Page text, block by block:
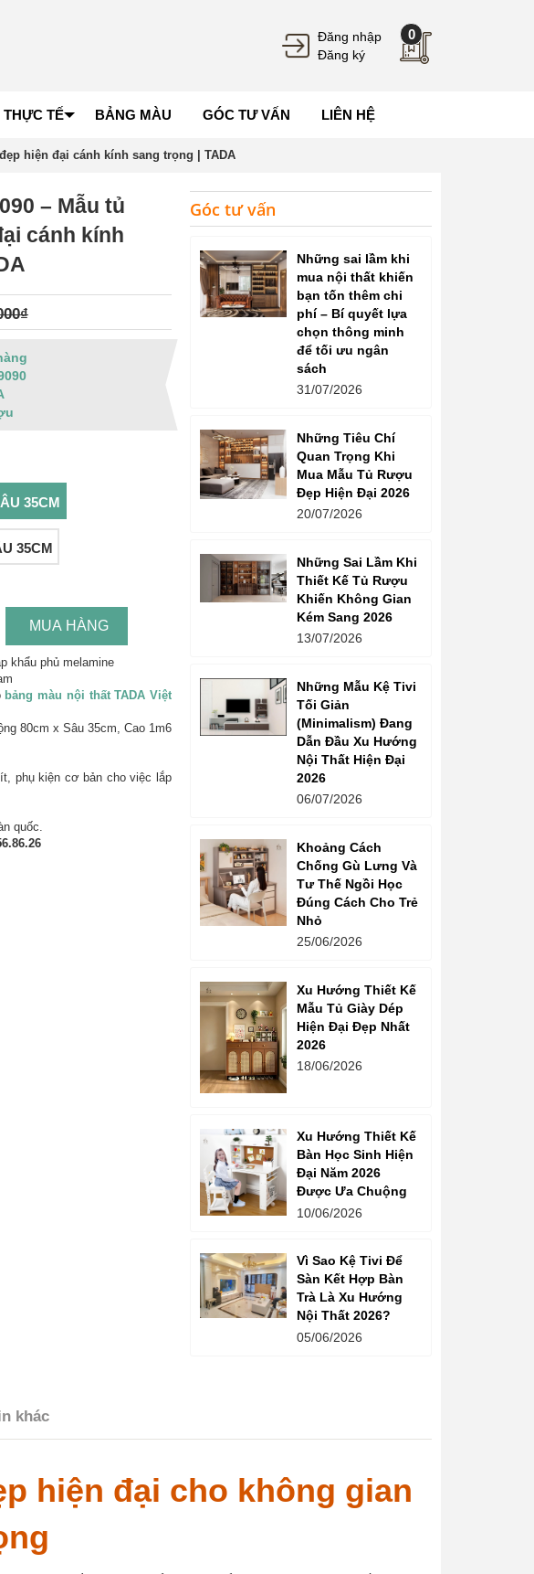
Đăng nhập
Đăng ký
0
THỰC TẾ BẢNG MÀU GÓC TƯ VẤN LIÊN HỆ
hiện đại cánh kính sang trọng | TADA
– Mẫu tủ
cánh kính
35CM
35CM
MUA HÀNG
phủ melamine
bảng màu nội thất TADA Việt
80cm x Sâu 35cm, Cao 1m6
kiện cơ bản cho việc lắp
quốc.
Góc tư vấn
Những sai lầm khi
mua nội thất khiến
bạn tốn thêm chi
phí – Bí quyết lựa
chọn thông minh
để tối ưu ngân
sách
31/07/2026
Những Tiêu Chí
Quan Trọng Khi
Mua Mẫu Tủ Rượu
Đẹp Hiện Đại 2026
20/07/2026
Những Sai Lầm Khi
Thiết Kế Tủ Rượu
Khiến Không Gian
Kém Sang 2026
13/07/2026
Những Mẫu Kệ Tivi
Tối Giản
(Minimalism) Đang
Dẫn Đầu Xu Hướng
Nội Thất Hiện Đại
2026
06/07/2026
Khoảng Cách
Chống Gù Lưng Và
Tư Thế Ngồi Học
Đúng Cách Cho Trẻ
Nhỏ
25/06/2026
Xu Hướng Thiết Kế
Mẫu Tủ Giày Dép
Hiện Đại Đẹp Nhất
2026
18/06/2026
Xu Hướng Thiết Kế
Bàn Học Sinh Hiện
Đại Năm 2026
Được Ưa Chuộng
10/06/2026
Vì Sao Kệ Tivi Để
Sàn Kết Hợp Bàn
Trà Là Xu Hướng
Nội Thất 2026?
05/06/2026
khác
hiện đại cho không gian